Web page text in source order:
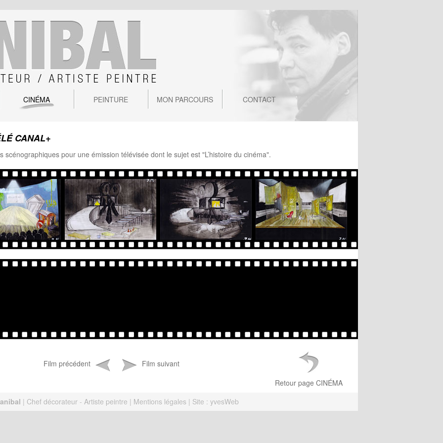
CINÉMA PEINTURE MON PARCOURS CONTACT
CANAL+
pour une émission télévisée dont le sujet est "L’histoire du cinéma".
Film précédent
Film suivant
Retour page CINÉMA
| Chef décorateur - Artiste peintre | Mentions légales | Site : yvesWeb